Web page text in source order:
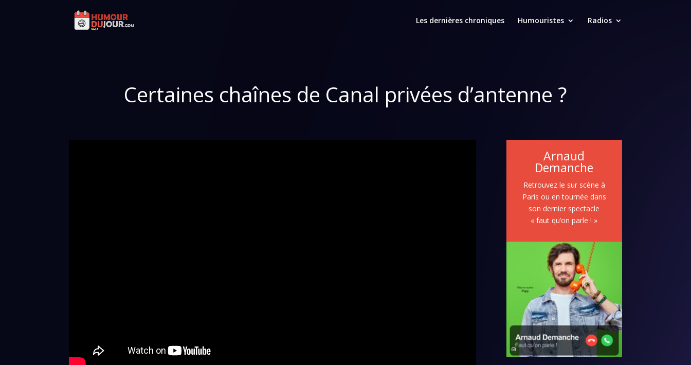
Les dernières chroniques Humouristes Radios
Certaines chaînes de Canal privées d’antenne ?
Arnaud
Demanche
Retrouvez le sur scène à
Paris ou en tournée dans
son dernier spectacle
« faut qu’on parle ! »